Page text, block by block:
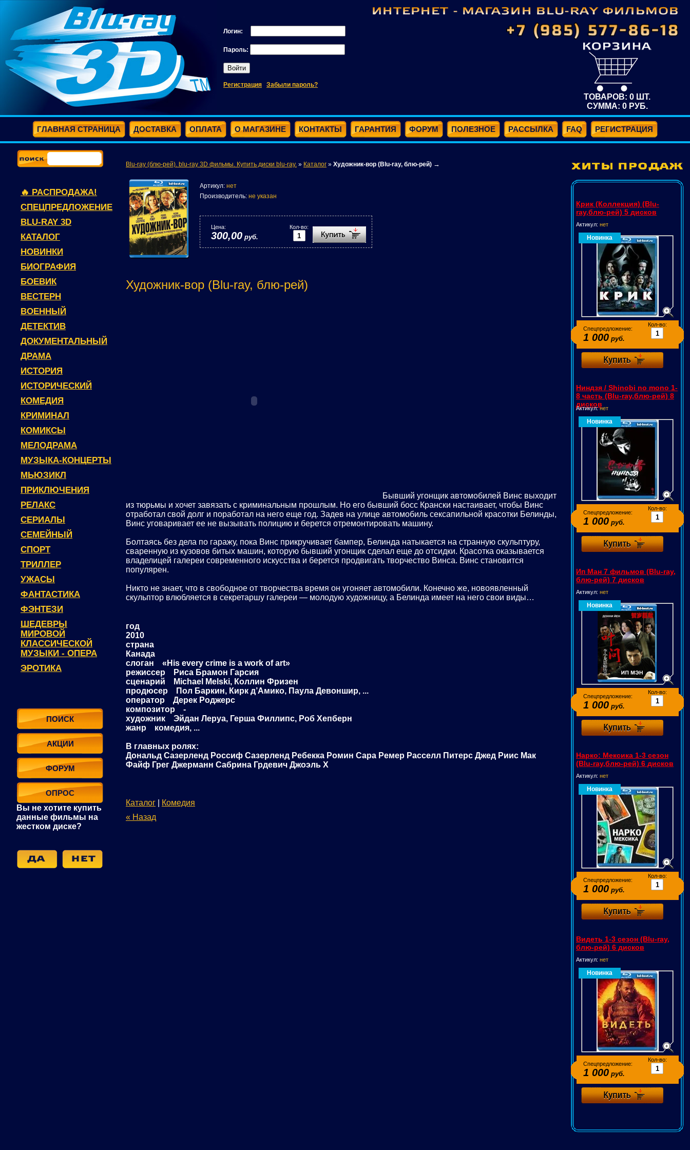
Логин:
Пароль:
Регистрация Забыли пароль?
ТОВАРОВ: 0 ШТ.
СУММА: 0РУБ.
ГЛАВНАЯ СТРАНИЦА ДОСТАВКА ОПЛАТА О МАГАЗИНЕ КОНТАКТЫ ГАРАНТИЯ ФОРУМ ПОЛЕЗНОЕ РАССЫЛКА FAQ РЕГИСТРАЦИЯ
🔥 РАСПРОДАЖА!
СПЕЦПРЕДЛОЖЕНИЕ
BLU-RAY 3D
КАТАЛОГ
НОВИНКИ
БИОГРАФИЯ
БОЕВИК
ВЕСТЕРН
ВОЕННЫЙ
ДЕТЕКТИВ
ДОКУМЕНТАЛЬНЫЙ
ДРАМА
ИСТОРИЯ
ИСТОРИЧЕСКИЙ
КОМЕДИЯ
КРИМИНАЛ
КОМИКСЫ
МЕЛОДРАМА
МУЗЫКА-КОНЦЕРТЫ
МЬЮЗИКЛ
ПРИКЛЮЧЕНИЯ
РЕЛАКС
СЕРИАЛЫ
СЕМЕЙНЫЙ
СПОРТ
ТРИЛЛЕР
УЖАСЫ
ФАНТАСТИКА
ФЭНТЕЗИ
ШЕДЕВРЫ
МИРОВОЙ
КЛАССИЧЕСКОЙ
МУЗЫКИ - ОПЕРА
ЭРОТИКА
ПОИСК
АКЦИИ
ФОРУМ
ОПРОС
Вы не хотите купить
данные фильмы на
жестком диске?
Blu-ray (блю-рей). blu-ray 3D фильмы. Купить диски blu-ray. » Каталог » Художник-вор (Blu-ray, блю-рей) →
Артикул: нет
Производитель: не указан
Кол-во:
Цена:
300,00 руб.
Художник-вор (Blu-ray, блю-рей)
Бывший угонщик автомобилей Винс выходит
из тюрьмы и хочет завязать с криминальным прошлым. Но его бывший босс Крански настаивает, чтобы Винс
отработал свой долг и поработал на него еще год. Задев на улице автомобиль сексапильной красотки Белинды,
Винс уговаривает ее не вызывать полицию и берется отремонтировать машину.
Болтаясь без дела по гаражу, пока Винс прикручивает бампер, Белинда натыкается на странную скульптуру,
сваренную из кузовов битых машин, которую бывший угонщик сделал еще до отсидки. Красотка оказывается
владелицей галереи современного искусства и берется продвигать творчество Винса. Винс становится
популярен.
Никто не знает, что в свободное от творчества время он угоняет автомобили. Конечно же, новоявленный
скульптор влюбляется в секретаршу галереи — молодую художницу, а Белинда имеет на него свои виды…
год
2010
страна
Канада
слоган «His every crime is a work of art»
режиссер Риса Брамон Гарсия
сценарий Michael Melski, Коллин Фризен
продюсер Пол Баркин, Кирк д’Амико, Паула Девоншир, ...
оператор Дерек Роджерс
композитор -
художник Эйдан Леруа, Герша Филлипс, Роб Хепберн
жанр комедия, ...
В главных ролях:
Дональд Сазерленд Россиф Сазерленд Ребекка Ромин Сара Ремер Расселл Питерс Джед Риис Мак
Файф Грег Джерманн Сабрина Грдевич Джоэль Х
Каталог
Комедия
« Назад
Крик (Коллекция) (Blu-
ray,блю-рей) 5 дисков
Актикул: нет
Новинка
Спецпредложение:
1 000 руб.
Кол-во:
Ниндзя / Shinobi no mono 1-
8 часть (Blu-ray,блю-рей) 8
дисков
Актикул:нет
Новинка
Спецпредложение:
1 000 руб.
Кол-во:
Ип Ман 7 фильмов (Blu-ray,
блю-рей) 7 дисков
Актикул: нет
Новинка
Спецпредложение:
1 000 руб.
Кол-во:
Нарко: Мексика 1-3 сезон
(Blu-ray,блю-рей) 6 дисков
Актикул: нет
Новинка
Спецпредложение:
1 000 руб.
Кол-во:
Видеть 1-3 сезон (Blu-ray,
блю-рей) 6 дисков
Актикул: нет
Новинка
Спецпредложение:
1 000 руб.
Кол-во: